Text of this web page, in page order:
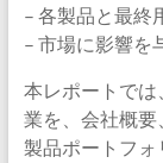
– 各製品と最終
– 市場に影響を
本レポートで
業を、会社概要
製品ポートフ